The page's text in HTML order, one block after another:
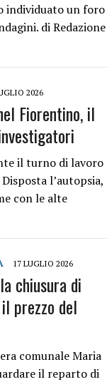
individuato un foro
di Redazione
2026
Fiorentino, il
il turno di lavoro
l’autopsia,
con le alte
17 LUGLIO 2026
chiusura di
prezzo del
comunale Maria
il reparto di